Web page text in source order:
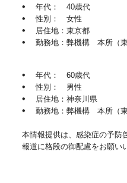
年代： 40歳代
性別： 女性
居住地：東京都
勤務地：弊機構 本所（東
年代： 60歳代
性別： 男性
居住地：神奈川県
勤務地：弊機構 本所（東
本情報提供は、感染症の予防
報道に格段の御配慮をお願い